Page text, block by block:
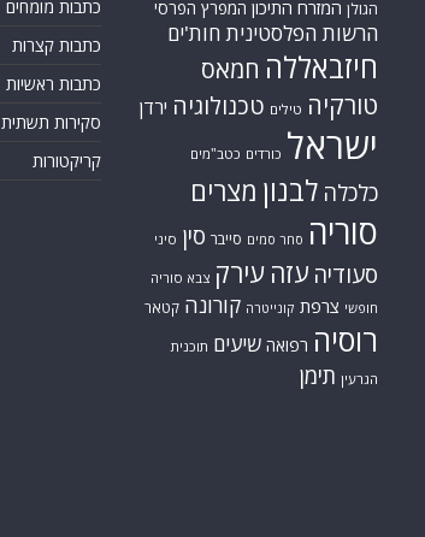
הגולן המזרח התיכון המפרץ הפרסי
הרשות הפלסטינית חות'ים
חיזבאללה חמאס
טורקיה טילים טכנולוגיה ירדן
ישראל כורדים כטב"מים
כלכלה לבנון מצרים
סוריה סחר סמים סייבר סין סיני
סעודיה עזה עירק צבא סוריה
חופשי צרפת קונייטרה קורונה קטאר
רוסיה רפואה שיעים תוכנית
הגרעין תימן
כתבות מומחים
כתבות קצרות
כתבות ראשיות
סקירות תשתית
קריקטורות